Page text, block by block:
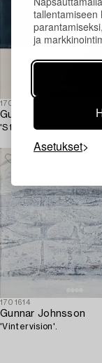
tallentamiseen
ja
Asetukset
1701560
Gunnar Johnsson
'Störd idyll'.
1701614
Gunnar Johnsson
'Vintervision'.